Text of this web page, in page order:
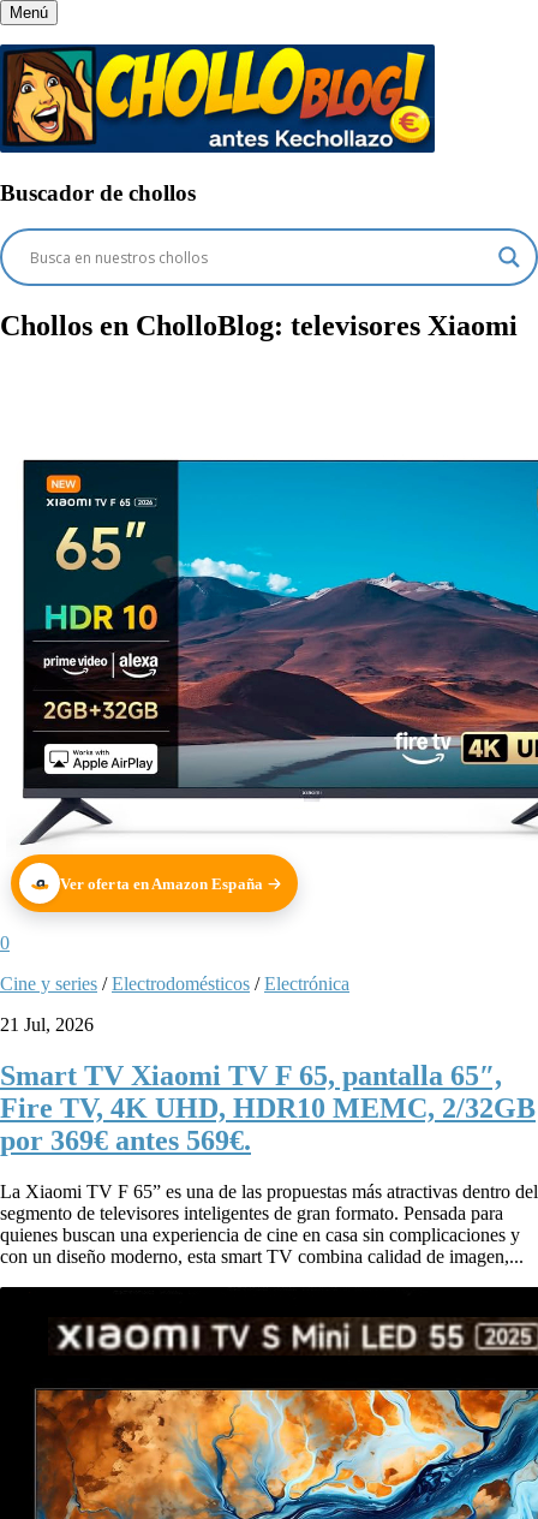
Menú
Buscador de chollos
Chollos en CholloBlog: televisores Xiaomi
Ver oferta en Amazon España
0
Cine y series /Electrodomésticos /Electrónica
21 Jul, 2026
Smart TV Xiaomi TV F 65, pantalla 65″,
Fire TV, 4K UHD, HDR10 MEMC, 2/32GB
por 369€ antes 569€.
La Xiaomi TV F 65” es una de las propuestas más atractivas dentro del
segmento de televisores inteligentes de gran formato. Pensada para
quienes buscan una experiencia de cine en casa sin complicaciones y
con un diseño moderno, esta smart TV combina calidad de imagen,...